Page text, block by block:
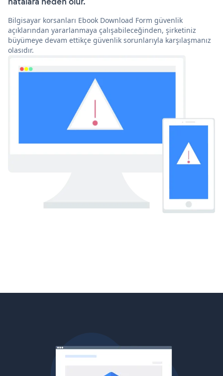
Bilgisayar korsanları Ebook Download Form güvenlik
açıklarından yararlanmaya çalışabileceğinden, şirketiniz
büyümeye devam ettikçe güvenlik sorunlarıyla karşılaşmanız
olasıdır.